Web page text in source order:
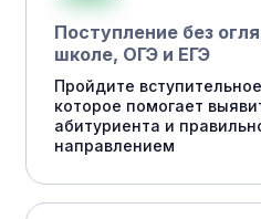
Поступление без
школе, ОГЭ и ЕГЭ
Пройдите
которое помогает
абитуриента и
направлением